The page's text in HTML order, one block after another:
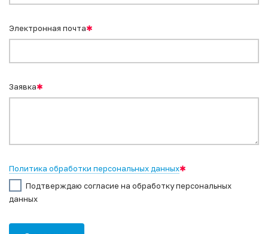
Электронная почта✱
Заявка✱
Политика обработки персональных данных✱
Подтверждаю согласие на обработку персональных
данных